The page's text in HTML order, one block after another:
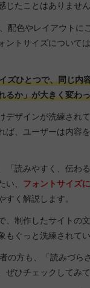
じたことはありませ
配色やレイアウトに
ントサイズについて
ズひとつで、同じ内
るか」が大きく変わ
デザインが洗練され
ば、ユーザーは内容
「読みやすく、伝わ
い、 フォントサイズ
すく解説します。
、制作したサイトの
もぐっと洗練されてい
の方も、「読みづら
ぜひチェックしてみて